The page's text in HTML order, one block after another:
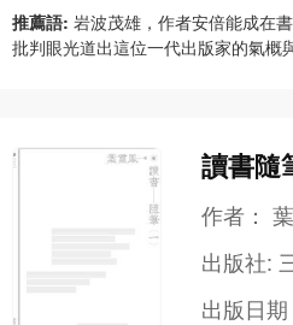
推薦語: 岩波茂雄，作者安倍能成在
批判眼光道出這位一代出版家的氣概
讀書隨
作者：
出版社:
出版日